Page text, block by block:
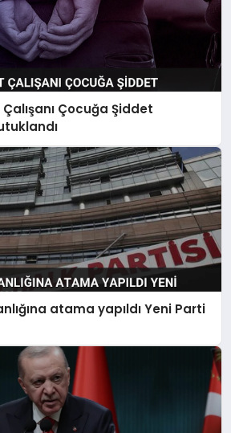
Çocuğa Şiddet
atama yapıldı Yeni Parti